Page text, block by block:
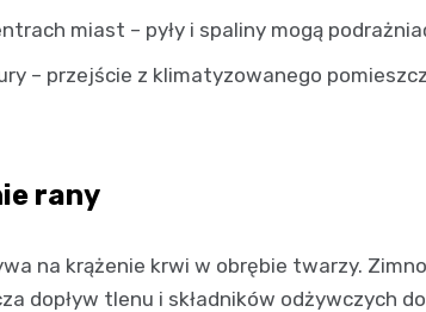
miast – pyły i spaliny mogą
– przejście z klimatyzowanego
rany
na krążenie krwi w obrębie twarzy.
dopływ tlenu i składników odżywczych